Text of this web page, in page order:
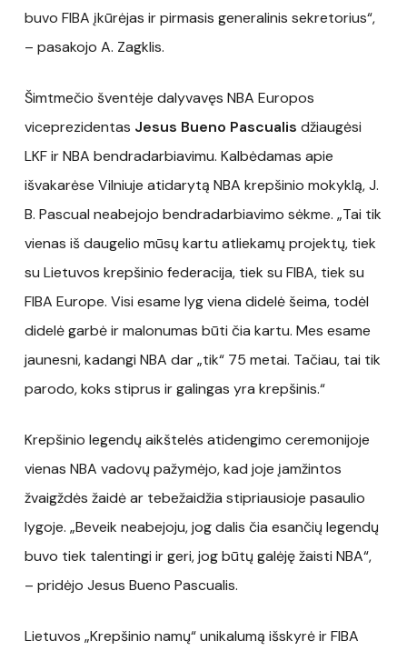
buvo FIBA įkūrėjas ir pirmasis generalinis sekretorius“,
– pasakojo A. Zagklis.
Šimtmečio šventėje dalyvavęs NBA Europos
viceprezidentas Jesus Bueno Pascualis džiaugėsi
LKF ir NBA bendradarbiavimu. Kalbėdamas apie
išvakarėse Vilniuje atidarytą NBA krepšinio mokyklą, J.
B. Pascual neabejojo bendradarbiavimo sėkme. „Tai tik
vienas iš daugelio mūsų kartu atliekamų projektų, tiek
su Lietuvos krepšinio federacija, tiek su FIBA, tiek su
FIBA Europe. Visi esame lyg viena didelė šeima, todėl
didelė garbė ir malonumas būti čia kartu. Mes esame
jaunesni, kadangi NBA dar „tik“ 75 metai. Tačiau, tai tik
parodo, koks stiprus ir galingas yra krepšinis.“
Krepšinio legendų aikštelės atidengimo ceremonijoje
vienas NBA vadovų pažymėjo, kad joje įamžintos
žvaigždės žaidė ar tebežaidžia stipriausioje pasaulio
lygoje. „Beveik neabejoju, jog dalis čia esančių legendų
buvo tiek talentingi ir geri, jog būtų galėję žaisti NBA“,
– pridėjo Jesus Bueno Pascualis.
Lietuvos „Krepšinio namų“ unikalumą išskyrė ir FIBA